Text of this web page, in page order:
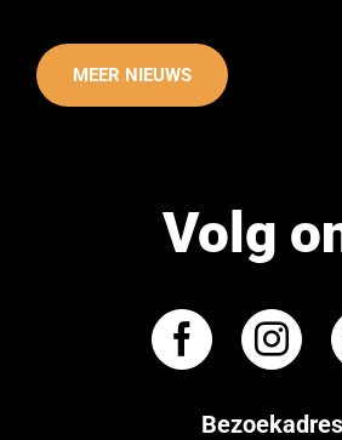
MEER NIEUWS
Volg
Bezoekadres